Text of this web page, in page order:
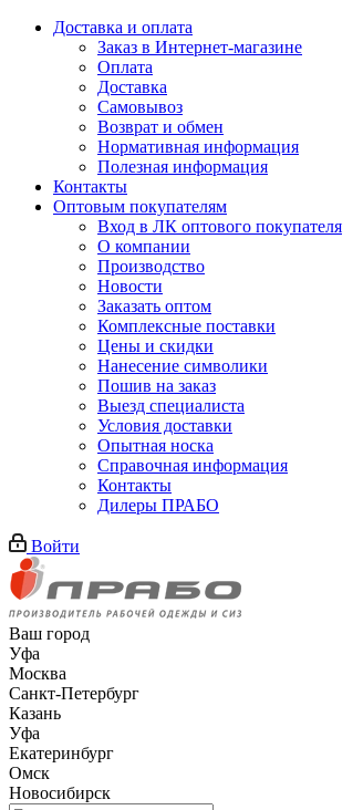
Доставка и оплата
Заказ в Интернет-магазине
Оплата
Доставка
Самовывоз
Возврат и обмен
Нормативная информация
Полезная информация
Контакты
Оптовым покупателям
Вход в ЛК оптового покупателя
О компании
Производство
Новости
Заказать оптом
Комплексные поставки
Цены и скидки
Нанесение символики
Пошив на заказ
Выезд специалиста
Условия доставки
Опытная носка
Справочная информация
Контакты
Дилеры ПРАБО
Войти
Ваш город
Уфа
Москва
Санкт-Петербург
Казань
Уфа
Екатеринбург
Омск
Новосибирск